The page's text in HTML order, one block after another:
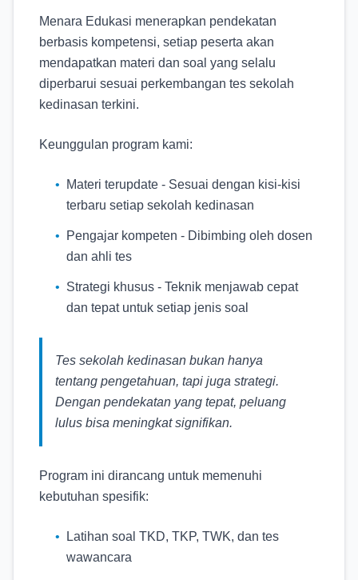
Menara Edukasi menerapkan pendekatan
berbasis kompetensi, setiap peserta akan
mendapatkan materi dan soal yang selalu
diperbarui sesuai perkembangan tes sekolah
kedinasan terkini.
Keunggulan program kami:
•
Materi terupdate - Sesuai dengan kisi-kisi
terbaru setiap sekolah kedinasan
•
Pengajar kompeten - Dibimbing oleh dosen
dan ahli tes
• Strategi khusus - Teknik menjawab cepat
dan tepat untuk setiap jenis soal
Tes sekolah kedinasan bukan hanya
tentang pengetahuan, tapi juga strategi.
Dengan pendekatan yang tepat, peluang
lulus bisa meningkat signifikan.
Program ini dirancang untuk memenuhi
kebutuhan spesifik:
•
Latihan soal TKD, TKP, TWK, dan tes
wawancara